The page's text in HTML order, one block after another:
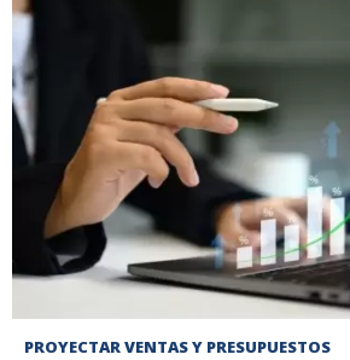
PROYECTAR VENTAS Y PRESUPUESTOS